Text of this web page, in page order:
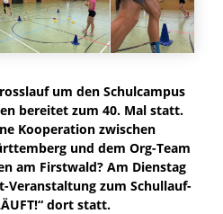
um den Schulcampus
bereitet zum 40. Mal statt.
Kooperation zwischen
und dem Org-Team
am Firstwald? Am Dienstag
Veranstaltung zum Schullauf-
dort statt.